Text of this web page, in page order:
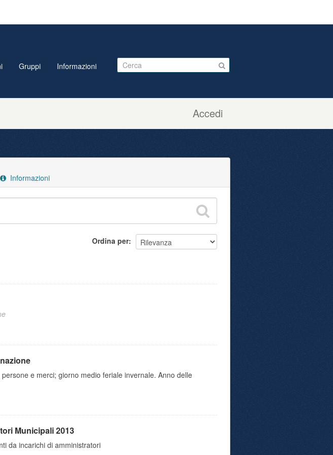
Accedi
Gruppi Informazioni
Informazioni
Ordina per
e merci; giorno medio feriale invernale. Anno delle
Municipali 2013
da incarichi di amministratori